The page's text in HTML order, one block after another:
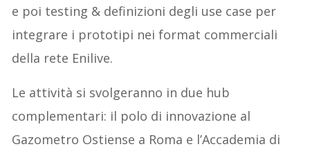
e poi testing & definizioni degli use case per
integrare i prototipi nei format commerciali
della rete Enilive.
Le attività si svolgeranno in due hub
complementari: il polo di innovazione al
Gazometro Ostiense a Roma e l’Accademia di